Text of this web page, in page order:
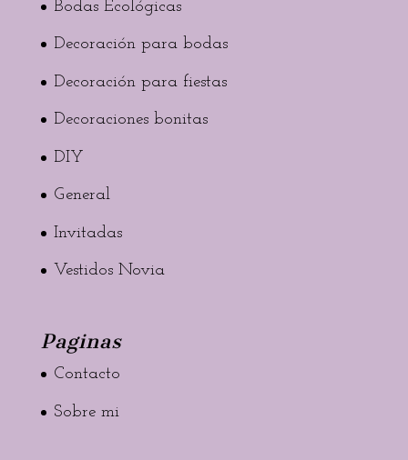
Bodas Ecológicas
Decoración para bodas
Decoración para fiestas
Decoraciones bonitas
DIY
General
Invitadas
Vestidos Novia
Paginas
Contacto
Sobre mi